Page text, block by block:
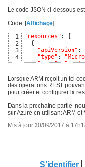
Le code JSON ci-dessous
Code: [Affichage]
1
2
3
4
5
7
8
9
11
12
14
"resources" :
[
{
"apiVersion" :
"type" :
"name":
"sku": {
"name" :
} ,
"kind"
"properties":
}
]
Lorsque ARM reçoit un tel
des opérations REST
pour créer et configurer la
Dans la prochaine partie,
sur Azure en utilisant ARM et
Mis à jour 30/09/2017 à
S'identifier